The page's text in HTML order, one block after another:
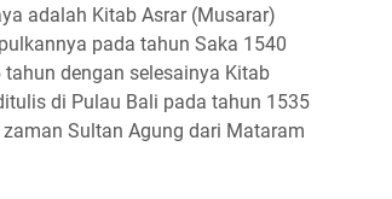
adalah Kitab Asrar (Musarar)
pada tahun Saka 1540
dengan selesainya Kitab
di Pulau Bali pada tahun 1535
Sultan Agung dari Mataram